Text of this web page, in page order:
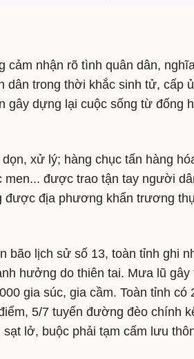
cảm nhận rõ tình quân dân,
dân trong thời khắc sinh tử, cấp
gây dựng lại cuộc sống từ đống
xử lý; hàng chục tấn hàng
được trao tận tay người
được địa phương khẩn trương
bão lịch sử số 13, toàn tỉnh ghi
hưởng do thiên tai. Mưa lũ gây
gia súc, gia cầm. Toàn tỉnh có
5/7 tuyến đường đèo chính
lở, buộc phải tạm cấm lưu